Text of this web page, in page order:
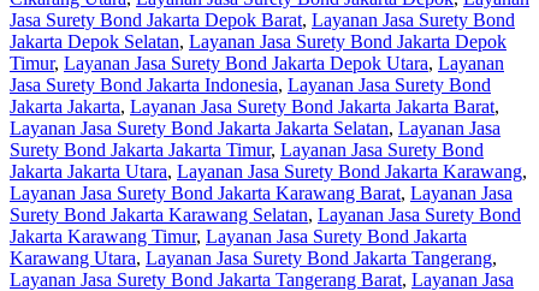
Jasa Surety Bond Jakarta Depok Barat, Layanan Jasa Surety Bond
Jakarta Depok Selatan, Layanan Jasa Surety Bond Jakarta Depok
Timur, Layanan Jasa Surety Bond Jakarta Depok Utara, Layanan
Jasa Surety Bond Jakarta Indonesia, Layanan Jasa Surety Bond
Jakarta Jakarta, Layanan Jasa Surety Bond Jakarta Jakarta Barat,
Layanan Jasa Surety Bond Jakarta Jakarta Selatan, Layanan Jasa
Surety Bond Jakarta Jakarta Timur, Layanan Jasa Surety Bond
Jakarta Jakarta Utara, Layanan Jasa Surety Bond Jakarta Karawang,
Layanan Jasa Surety Bond Jakarta Karawang Barat, Layanan Jasa
Surety Bond Jakarta Karawang Selatan, Layanan Jasa Surety Bond
Jakarta Karawang Timur, Layanan Jasa Surety Bond Jakarta
Karawang Utara, Layanan Jasa Surety Bond Jakarta Tangerang,
Layanan Jasa Surety Bond Jakarta Tangerang Barat, Layanan Jasa